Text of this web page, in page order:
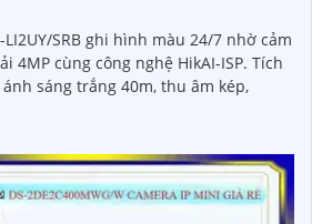
LI2UY/SRB ghi hình màu 24/7 nhờ cảm
cùng công nghệ HikAI-ISP. Tích
sáng trắng 40m, thu âm kép,